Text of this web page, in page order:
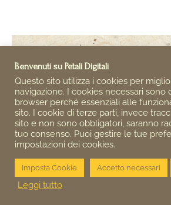
Benvenuti su Petali Digitali
Questo sito utilizza i cookies per
navigazione. I cookies necessari sono
browser perché essenziali alle
sito. I cookie di terze parti, invece
sito e non sono obbligatori, saranno
tuo consenso. Puoi gestire le tue
impostazioni dei cookies.
Imposta Cookie Accetto necessari
Leggi tutto